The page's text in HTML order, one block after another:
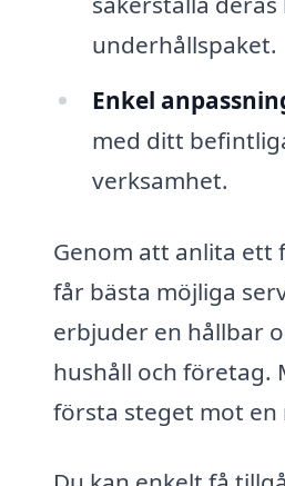
underhållspaket.
Enkel
med ditt
verksamhet.
Genom att anlita ett
får bästa möjliga
erbjuder en hållbar
hushåll och företag.
första steget mot en